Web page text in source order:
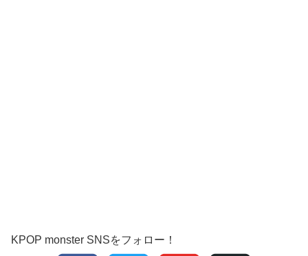
KPOP monster SNSをフォロー！